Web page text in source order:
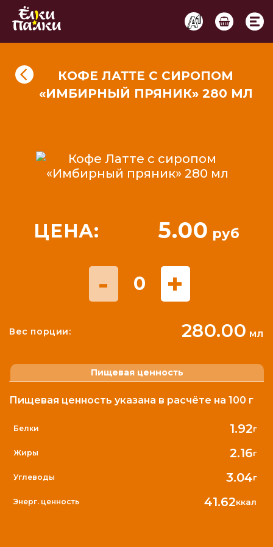
КОФЕ ЛАТТЕ C СИРОПОМ
«ИМБИРНЫЙ ПРЯНИК» 280 МЛ
ЦЕНА: 5.00 руб
- 0 +
Вес порции: 280.00 мл
Пищевая ценность
Пищевая ценность указана в расчёте на 100 г
Белки 1.92г
Жиры 2.16г
Углеводы 3.04г
Энерг. ценность 41.62ккал